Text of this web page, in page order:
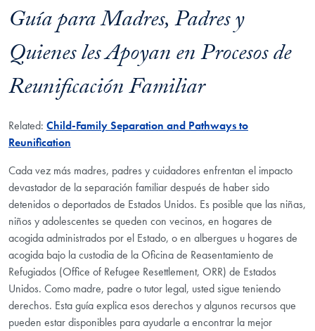
Guía para Madres, Padres y
Quienes les Apoyan en Procesos de
Reunificación Familiar
Related: Child-Family Separation and Pathways to
Reunification
Cada vez más madres, padres y cuidadores enfrentan el impacto
devastador de la separación familiar después de haber sido
detenidos o deportados de Estados Unidos. Es posible que las niñas,
niños y adolescentes se queden con vecinos, en hogares de
acogida administrados por el Estado, o en albergues u hogares de
acogida bajo la custodia de la Oficina de Reasentamiento de
Refugiados (Office of Refugee Resettlement, ORR) de Estados
Unidos. Como madre, padre o tutor legal, usted sigue teniendo
derechos. Esta guía explica esos derechos y algunos recursos que
pueden estar disponibles para ayudarle a encontrar la mejor